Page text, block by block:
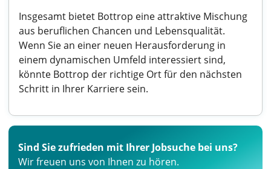
Insgesamt bietet Bottrop eine attraktive Mischung
aus beruflichen Chancen und Lebensqualität.
Wenn Sie an einer neuen Herausforderung in
einem dynamischen Umfeld interessiert sind,
könnte Bottrop der richtige Ort für den nächsten
Schritt in Ihrer Karriere sein.
Sind Sie zufrieden mit Ihrer Jobsuche bei uns?
Wir freuen uns von Ihnen zu hören.